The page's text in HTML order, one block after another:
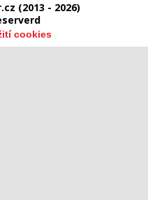
(2013 - 2026)
cookies